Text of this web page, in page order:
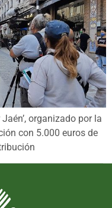
organizado por la
con 5.000 euros de